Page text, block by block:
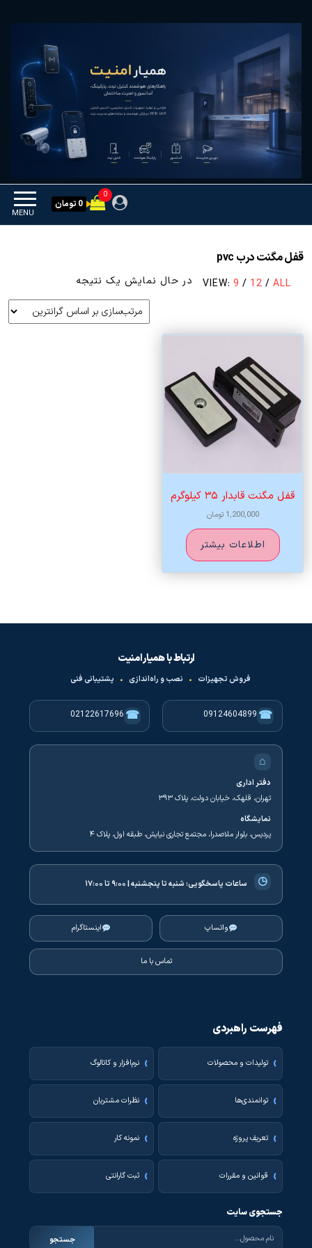
همیار امنیت
MENU
0
0 تومان
قفل مگنت درب pvc
VIEW: 9 / 12 / ALL در حال نمایش یک نتیجه
قفل مگنت قابدار ۳۵ کیلوگرم
1,200,000 تومان
اطلاعات بیشتر
ارتباط با همیار امنیت
فروش تجهیزات • نصب و راه‌اندازی • پشتیبانی فنی
☎
09124604899
☎
02122617696
⌂
دفتر اداری
تهران، قلهک، خیابان دولت، پلاک ۳۹۳
نمایشگاه
پردیس، بلوار ملاصدرا، مجتمع تجاری نیایش، طبقه اول، پلاک ۴
◷ ساعات پاسخگویی:شنبه تا پنجشنبه | ۹:۰۰ تا ۱۷:۰۰
واتساپ اینستاگرام
تماس با ما
فهرست راهبردی
تولیدات و محصولات نرم‌افزار و کاتالوگ
توانمندی‌ها نظرات مشتریان
تعریف پروژه نمونه کار
قوانین و مقررات ثبت گارانتی
جستجوی سایت
جستجو